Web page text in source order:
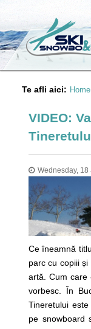
Te afli aici: Home
VIDEO:
Wednesday,
Ce îneamnă
parc cu copiii
artă. Cum care
vorbesc. În
Tineretului
pe snowboard